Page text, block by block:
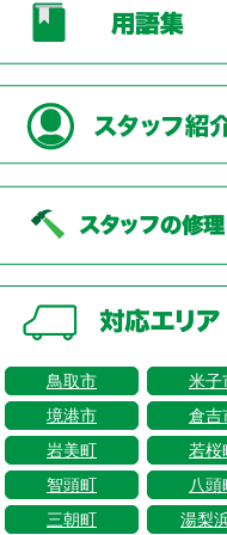
鳥取市
米子
境港市
倉吉
岩美町
若桜
智頭町
八頭
三朝町
湯梨